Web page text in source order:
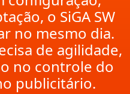
o SiGA SW
no mesmo dia.
de agilidade,
no controle do
publicitário.